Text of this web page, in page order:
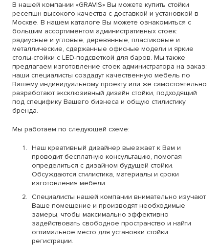
В нашей компании «GRAVIS» Вы можете купить стойки
ресепшн высокого качества с доставкой и установкой в
Москве. В нашем каталоге Вы можете ознакомиться с
большим ассортиментом административных стоек:
радиусные и угловые, деревянные, пластиковые и
металлические, сдержанные офисные модели и яркие
столы-стойки с LED-подсветкой для баров. Мы также
предлагаем изготовление стоек администратора на заказ:
наши специалисты создадут качественную мебель по
Вашему индивидуальному проекту или же самостоятельно
разработают эксклюзивный дизайн стойки, подходящий
под специфику Вашего бизнеса и общую стилистику
бренда.
Мы работаем по следующей схеме:
Наш креативный дизайнер выезжает к Вам и
проводит бесплатную консультацию, помогая
определиться с дизайном будущей стойки.
Обсуждаются стилистика, материалы и сроки
изготовления мебели.
Специалисты нашей компании внимательно изучают
Ваше помещение и производят необходимые
замеры, чтобы максимально эффективно
задействовать свободное пространство и найти
оптимальное место для установки стойки
регистрации.